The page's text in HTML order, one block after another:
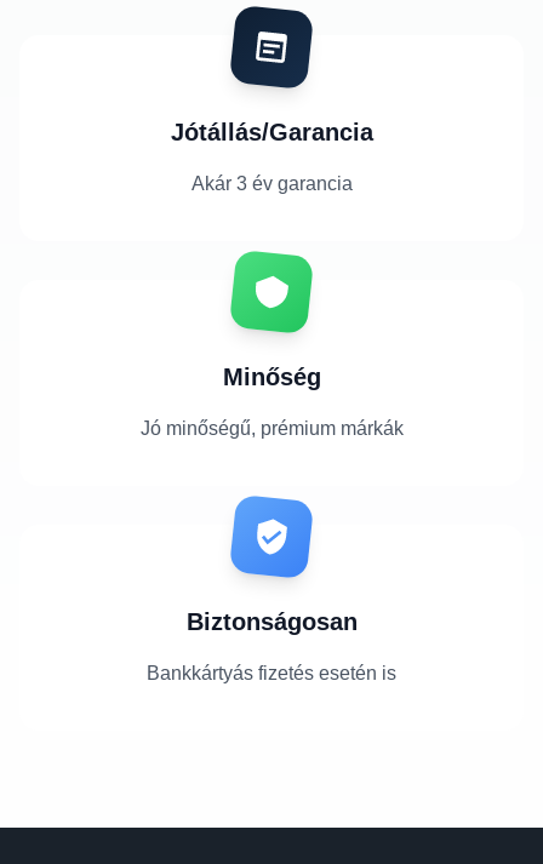
Jótállás/Garancia
Akár 3 év garancia
Minőség
Jó minőségű, prémium márkák
Biztonságosan
Bankkártyás fizetés esetén is